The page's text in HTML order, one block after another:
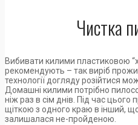
Чистка
Вибивати килими пластиковою
рекомендують – так виріб
технології догляду розійтися
Домашні килими потрібно
ніж раз в сім днів. Під час цього
щіткою з одного краю в інший,
залишалася не-пройденою.